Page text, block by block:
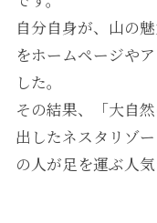
自分自身が、山の
をホームページや
した。
その結果、「大自
出したネスタリゾ
の人が足を運ぶ人